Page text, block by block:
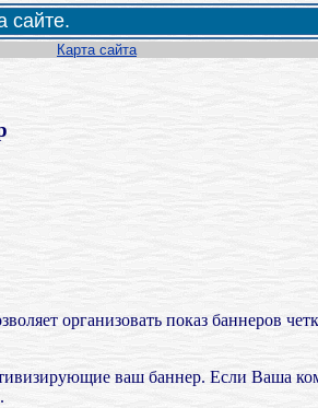
сайте.
Карта сайта
организовать показ баннеров
ваш баннер. Если Ваша